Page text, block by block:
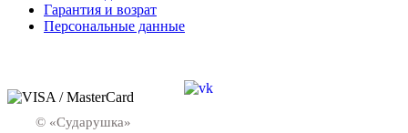
Гарантия и возрат
Персональные данные
© «Сударушка»